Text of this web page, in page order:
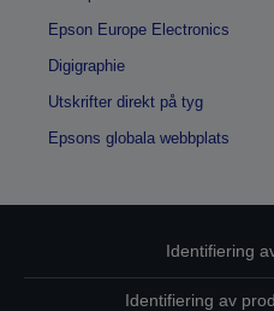
Epson Europe Electronics
Digigraphie
Utskrifter direkt på tyg
Epsons globala webbplats
Identifiering
Identifiering av